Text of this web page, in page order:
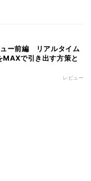
ュー前編 リアルタイム
MAXで引き出す方策と
レビュー